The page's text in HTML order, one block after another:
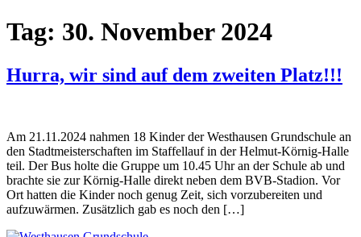
Tag: 30. November 2024
Hurra, wir sind auf dem zweiten Platz!!!
Am 21.11.2024 nahmen 18 Kinder der Westhausen Grundschule an
den Stadtmeisterschaften im Staffellauf in der Helmut-Körnig-Halle
teil. Der Bus holte die Gruppe um 10.45 Uhr an der Schule ab und
brachte sie zur Körnig-Halle direkt neben dem BVB-Stadion. Vor
Ort hatten die Kinder noch genug Zeit, sich vorzubereiten und
aufzuwärmen. Zusätzlich gab es noch den […]